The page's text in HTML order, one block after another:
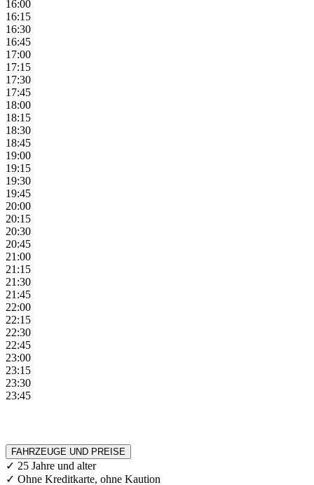
16:00
16:15
16:30
16:45
17:00
17:15
17:30
17:45
18:00
18:15
18:30
18:45
19:00
19:15
19:30
19:45
20:00
20:15
20:30
20:45
21:00
21:15
21:30
21:45
22:00
22:15
22:30
22:45
23:00
23:15
23:30
23:45
FAHRZEUGE UND PREISE
✓ 25 Jahre und alter
✓ Ohne Kreditkarte, ohne Kaution